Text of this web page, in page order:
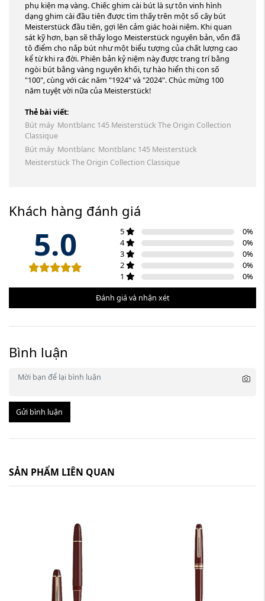
phụ kiện mạ vàng. Chiếc ghim cài bút là sự tôn vinh hình
dạng ghim cài đầu tiên được tìm thấy trên một số cây bút
Meisterstück đầu tiên, gợi lên cảm giác hoài niệm. Khi quan
sát kỹ hơn, bạn sẽ thấy logo Meisterstück nguyên bản, vốn đã
tô điểm cho nắp bút như một biểu tượng của chất lượng cao
kể từ khi ra đời. Phiên bản kỷ niệm này được trang trí bằng
ngòi bút bằng vàng nguyên khối, tự hào hiển thị con số
"100", cùng với các năm "1924" và "2024". Chúc mừng 100
năm tuyệt vời nữa của Meisterstück!
Thẻ bài viết:
Bút máy Montblanc 145 Meisterstück The Origin Collection
Classique
Bút máy Montblanc Montblanc 145 Meisterstück
Meisterstück The Origin Collection Classique
Khách hàng đánh giá
5.0 5 0%
4
0%
3
0%
2
0%
1
0%
Đánh giá và nhận xét
Bình luận
Gửi bình luận
SẢN PHẨM LIÊN QUAN